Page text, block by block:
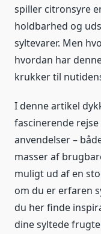
spiller citronsyre
holdbarhed og
syltevarer. Men
hvordan har
krukker til
I denne artikel
fascinerende
anvendelser –
masser af
muligt ud af en
om du er erfaren
du her finde
dine syltede